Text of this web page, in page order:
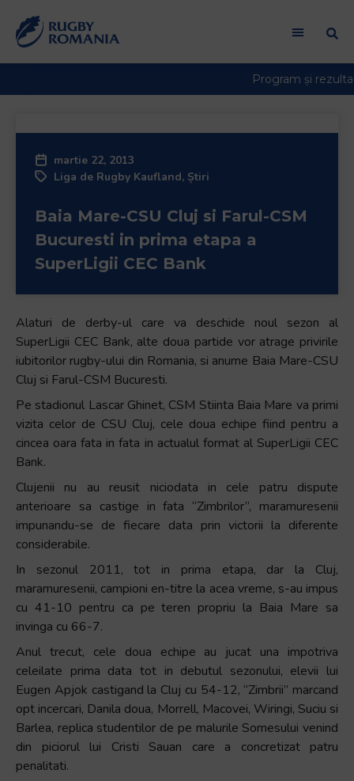
in
Accessibility
screen
press
"Ctrl
This
shortcut
activates
the
screen
reader
help
navigate
and
interact
with
the
content.
martie 22, 2013
Liga de Rugby Kaufland, Știri
Baia Mare-CSU Cluj si Farul-CSM
Bucuresti in prima etapa a
SuperLigii CEC Bank
Alaturi de derby-ul care va deschide noul sezon al
SuperLigii CEC Bank, alte doua partide vor atrage privirile
iubitorilor rugby-ului din Romania, si anume Baia Mare-CSU
Cluj si Farul-CSM Bucuresti.
Pe stadionul Lascar Ghinet, CSM Stiinta Baia Mare va primi
vizita celor de CSU Cluj, cele doua echipe fiind pentru a
cincea oara fata in fata in actualul format al SuperLigii CEC
Bank.
Clujenii nu au reusit niciodata in cele patru dispute
anterioare sa castige in fata “Zimbrilor”, maramuresenii
impunandu-se de fiecare data prin victorii la diferente
considerabile.
In sezonul 2011, tot in prima etapa, dar la Cluj,
maramuresenii, campioni en-titre la acea vreme, s-au impus
cu 41-10 pentru ca pe teren propriu la Baia Mare sa
invinga cu 66-7.
Anul trecut, cele doua echipe au jucat una impotriva
celeilate prima data tot in debutul sezonului, elevii lui
Eugen Apjok castigand la Cluj cu 54-12, “Zimbrii” marcand
opt incercari, Danila doua, Morrell, Macovei, Wiringi, Suciu si
Barlea, replica studentilor de pe malurile Somesului venind
din piciorul lui Cristi Sauan care a concretizat patru
penalitati.